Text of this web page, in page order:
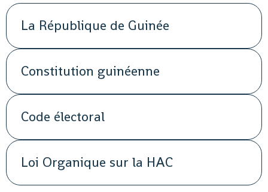
La République de Guinée
Constitution guinéenne
Code électoral
Loi Organique sur la HAC